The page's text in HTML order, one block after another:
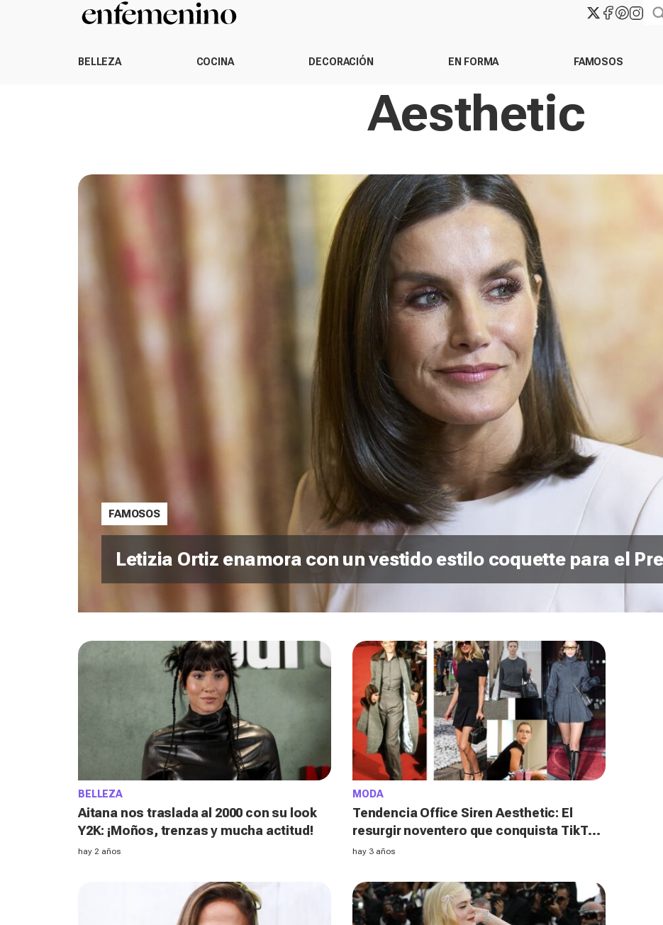
BELLEZA COCINA DECORACIÓN EN FORMA FAMOSOS
Aesthetic
FAMOSOS
Letizia Ortiz enamora con un vestido estilo coquette para el
BELLEZA
Aitana nos traslada al 2000 con su look
Y2K: ¡Moños, trenzas y mucha actitud!
hay 2 años
MODA
Tendencia Office Siren Aesthetic: El
resurgir noventero que conquista TikTok
y las pasarelas
hay 3 años